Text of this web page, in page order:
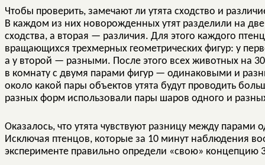
Чтобы проверить, замечают ли утята сходство и
В каждом из них новорожденных утят разделили на
сходства, а вторая — различия. Для этого каждого
вращающихся трехмерных геометрических фигур: у
а у второй — разными. После этого всех животных на
в комнату с двумя парами фигур — одинаковыми и
около какой пары объектов утята будут проводить
разных форм использовали пары шаров одного и
Оказалось, что утята чувствуют разницу между
Исключая птенцов, которые за 10 минут наблюдения
эксперименте правильно определи «свою» концепцию